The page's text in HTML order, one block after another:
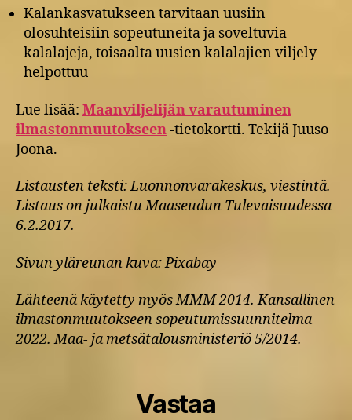
Kalankasvatukseen tarvitaan uusiin
olosuhteisiin sopeutuneita ja soveltuvia
kalalajeja, toisaalta uusien kalalajien viljely
helpottuu
Lue lisää: Maanviljelijän varautuminen
ilmastonmuutokseen-tietokortti. Tekijä Juuso
Joona.
Listausten teksti: Luonnonvarakeskus, viestintä.
Listaus on julkaistu Maaseudun Tulevaisuudessa
6.2.2017.
Sivun yläreunan kuva: Pixabay
Lähteenä käytetty myös MMM 2014. Kansallinen
ilmastonmuutokseen sopeutumissuunnitelma
2022. Maa- ja metsätalousministeriö 5/2014.
Vastaa